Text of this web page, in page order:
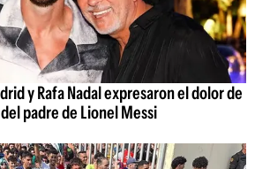
y Rafa Nadal expresaron el dolor de
padre de Lionel Messi